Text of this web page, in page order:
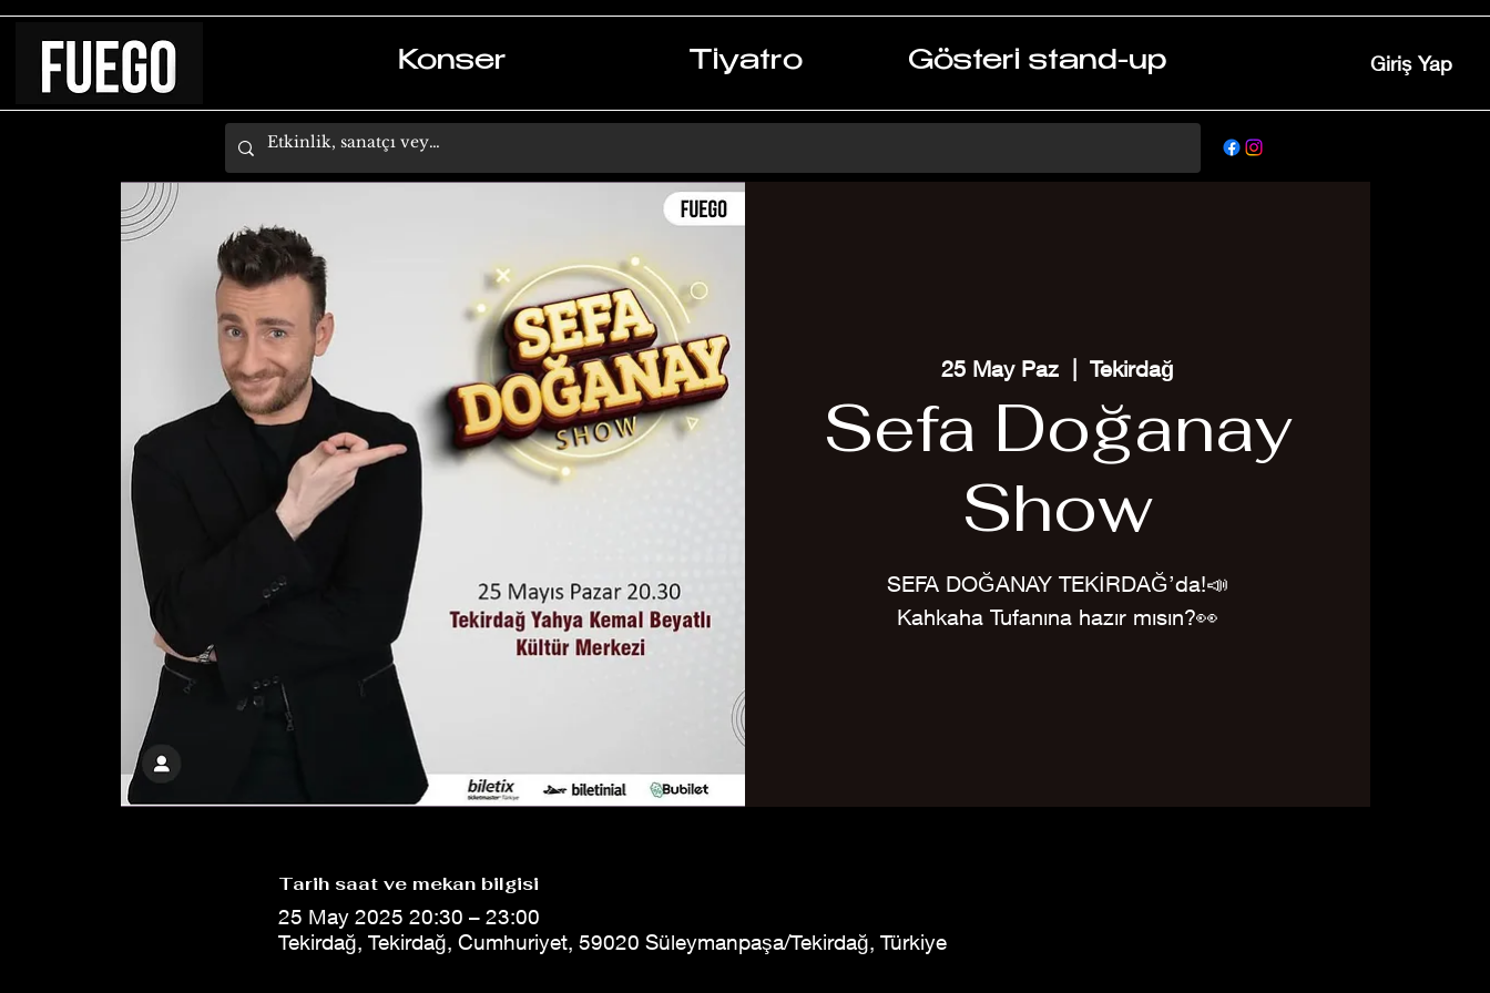
Gösteri stand-up
Tiyatro
Konser Giriş Yap
25 May Paz
  |
Tekirdağ
Sefa Doğanay
Show
SEFA DOĞANAY TEKİRDAĞ’da!📣
Kahkaha Tufanına hazır mısın?👀
Tarih saat ve mekan bilgisi
25 May 2025 20:30 – 23:00
Tekirdağ, Tekirdağ, Cumhuriyet, 59020 Süleymanpaşa/Tekirdağ, Türkiye